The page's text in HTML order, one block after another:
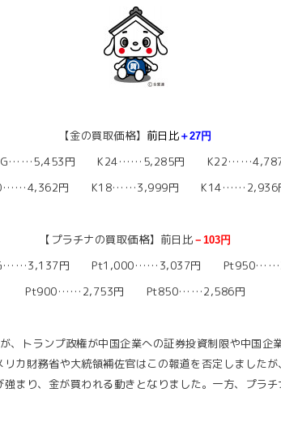
【金の買取価格】 前日比 ＋27円
円 K24……5,285円
円 K18……3,999円 K14……2,936
【プラチナの買取価格】前日比 －103円
円 Pt1,000……3,037円
Pt900……2,753円 Pt850……2,586円
、トランプ政権が中国企業への証券投資制限や中国企
カ財務省や大統領補佐官はこの報道を否定しました
まり、金が買われる動きとなりました。一方、プラチ